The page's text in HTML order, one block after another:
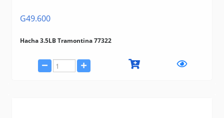
G49.600
Hacha 3.5LB Tramontina 77322